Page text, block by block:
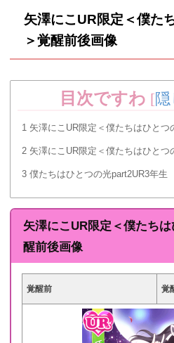
矢澤にこUR限定＜僕た
＞覚醒前後画像
目次ですわ [
1 矢澤にこUR限定＜僕たちはひとつ
2 矢澤にこUR限定＜僕たちはひと
3 僕たちはひとつの光part2UR3年生
矢澤にこUR限定＜僕たち
醒前後画像
覚醒前 覚